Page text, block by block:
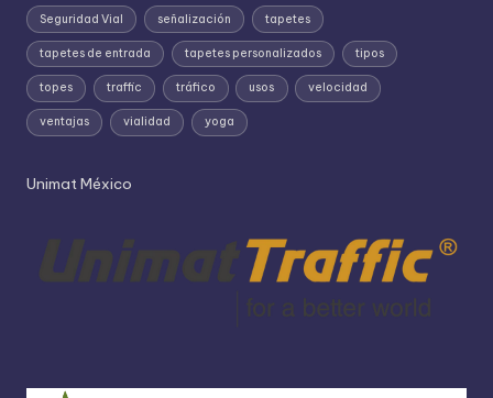
Seguridad Vial señalización tapetes
tapetes de entrada tapetes personalizados tipos
topes traffic tráfico usos velocidad
ventajas vialidad yoga
Unimat México